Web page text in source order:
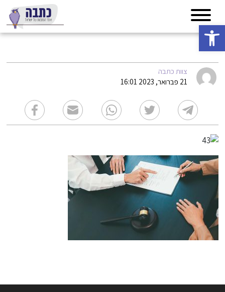
פתח סרגל נגישות
43
צוות כתבה
21 פברואר, 2023 16:01